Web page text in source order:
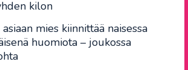
kilon
mies kiinnittää naisessa
huomiota – joukossa